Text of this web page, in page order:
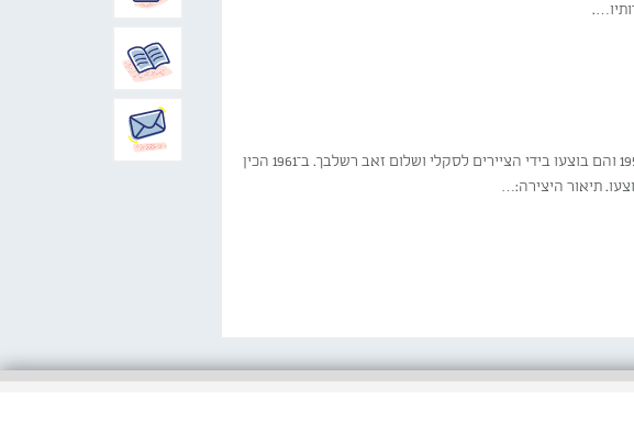
את הציורים בתקרת בית הכנסת ובקורותיה התומכות תכנן מאיר בן־אורי ב־1957 והם בוצעו בידי הציירים לסקלי ושלום זאב רשלבך. ב־1961 הכין
תיאור היצירה:…